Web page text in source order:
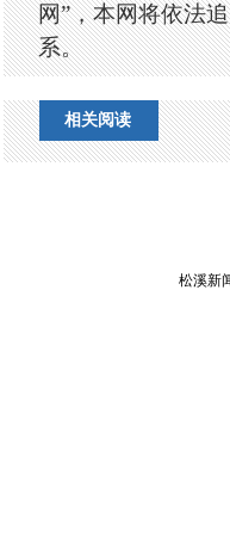
网”，本网将依法
系。
相关阅读
松溪新